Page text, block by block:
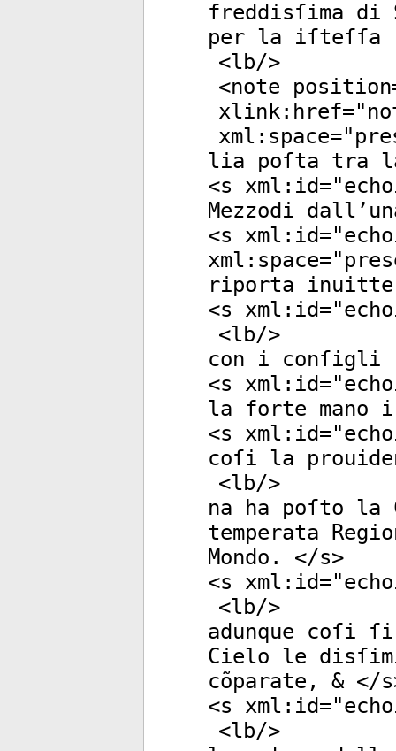
freddisſima di
per la
<lb/>
<note position
xlink:href="
xml:space="
lia poſta tra
<s xml:id="
Mezzodi
<s xml:id="
xml:space="
riporta
<s xml:id="
<lb/>
con i conſigli
<s xml:id="
la forte mano
<s xml:id="
coſi la
<lb/>
na ha poſto la
temperata
Mondo. </s>
<s xml:id="
<lb/>
adunque coſi
Cielo le
cõparate, & </s
<s xml:id="
<lb/>